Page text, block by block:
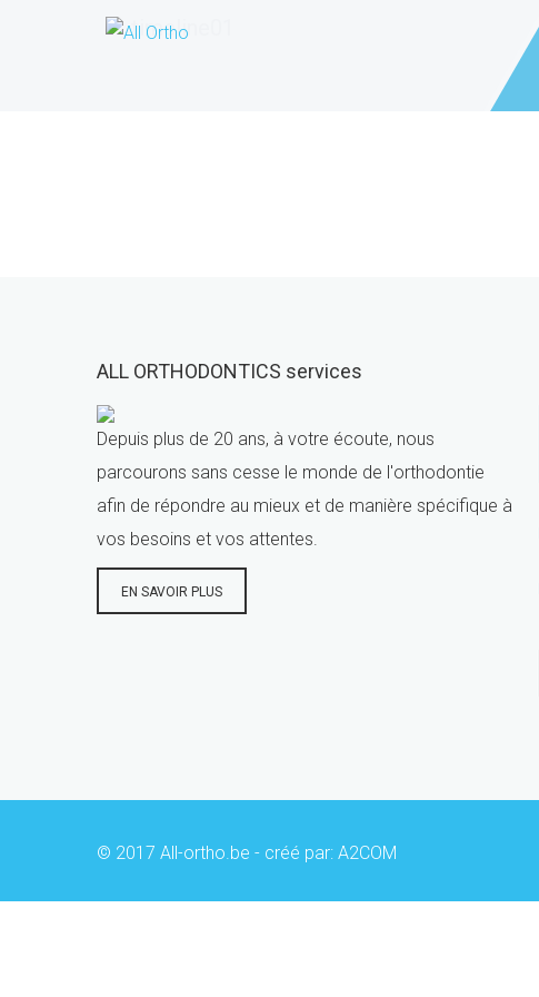
timeline01
ALL ORTHODONTICS services
Depuis plus de 20 ans, à votre écoute, nous
parcourons sans cesse le monde de l'orthodontie
afin de répondre au mieux et de manière spécifique à
vos besoins et vos attentes.
EN SAVOIR PLUS
© 2017 All-ortho.be - créé par: A2COM